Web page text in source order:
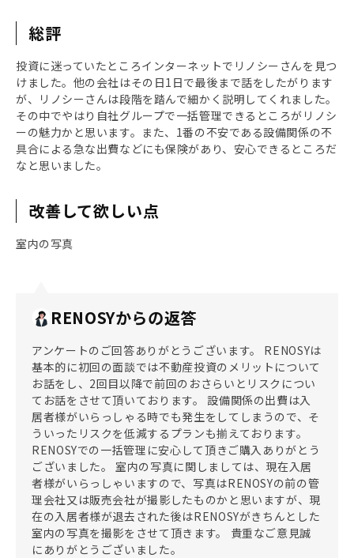
総評
投資に迷っていたところインターネットでリノシーさんを見つ
けました。他の会社はその日1日で最後まで話をしたがります
が、リノシーさんは段階を踏んで細かく説明してくれました。
その中でやはり自社グループで一括管理できるところがリノシ
ーの魅力かと思います。また、1番の不安である設備関係の不
具合による急な出費などにも保険があり、安心できるところだ
なと思いました。
改善して欲しい点
室内の写真
RENOSYからの返答
アンケートのご回答ありがとうございます。 RENOSYは
基本的に初回の面談では不動産投資のメリットについて
お話をし、2回目以降で前回のおさらいとリスクについ
てお話をさせて頂いております。 設備関係の出費は入
居者様がいらっしゃる時でも発生をしてしまうので、そ
ういったリスクを低減するプランも揃えております。
RENOSYでの一括管理に安心して頂きご購入ありがとう
ございました。 室内の写真に関しましては、現在入居
者様がいらっしゃいますので、写真はRENOSYの前の管
理会社又は販売会社が撮影したものかと思いますが、現
在の入居者様が退去された後はRENOSYがきちんとした
室内の写真を撮影をさせて頂きます。 貴重なご意見誠
にありがとうございました。